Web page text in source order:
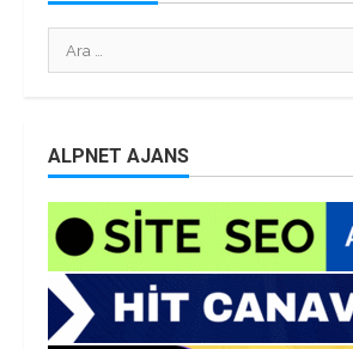
Arama:
ALPNET AJANS